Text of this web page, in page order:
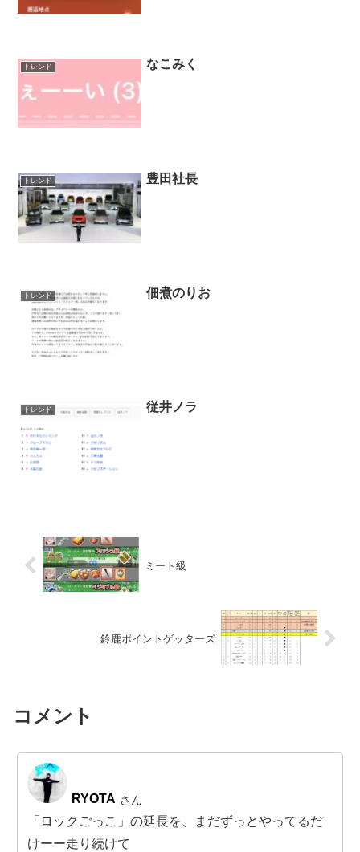
トレンド なこみく
トレンド 豊田社長
トレンド 佃煮のりお
トレンド 従井ノラ
ミート級
鈴鹿ポイントゲッターズ
コメント
RYOTA さん
「ロックごっこ」の延長を、まだずっとやってるだ
けーー走り続けて